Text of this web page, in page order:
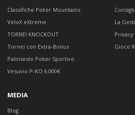
Classifiche Poker Mountains
VeloX eXtreme
TORNEI KNOCKOUT
Tornei con Extra-Bonus
Palinsesto Poker Sportivo
Vesuvio P-KO 6.000€
La
Privacy
Gioco
MEDIA
Blog